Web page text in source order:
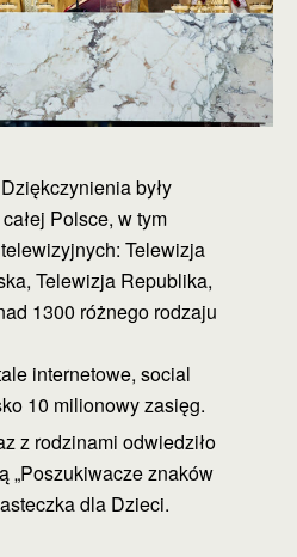
były
Polsce, w tym
Telewizja
Telewizja Republika,
1300 różnego rodzaju
internetowe, social
10 milionowy zasięg.
z rodzinami odwiedziło
„Poszukiwacze znaków
dla Dzieci.